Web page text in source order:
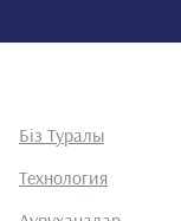
Біз Туралы
Технология